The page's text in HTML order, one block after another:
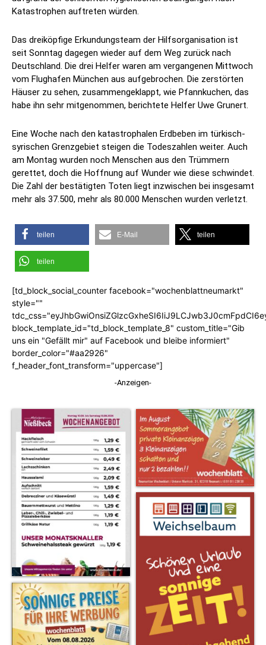
Katastrophen auftreten würden.
Das dreiköpfige Erkundungsteam der Hilfsorganisation ist
seit Sonntag dagegen wieder auf dem Weg zurück nach
Deutschland. Die drei Helfer waren am vergangenen Mittwoch
vom Flughafen München aus aufgebrochen. Die zerstörten
Häuser zu sehen, zusammengeklappt, wie Pfannkuchen, das
habe ihn sehr mitgenommen, berichtete Helfer Uwe Grunert.
Eine Woche nach den katastrophalen Erdbeben im türkisch-
syrischen Grenzgebiet steigen die Todeszahlen weiter. Auch
am Montag wurden noch Menschen aus den Trümmern
gerettet, doch die Hoffnung auf Wunder wie diese schwindet.
Die Zahl der bestätigten Toten liegt inzwischen bei insgesamt
mehr als 37.500, mehr als 80.000 Menschen wurden verletzt.
teilen E-Mail teilen
teilen
[td_block_social_counter facebook="wochenblattneumarkt"
style=""
block_template_id="td_block_template_8" custom_title="Gib
uns ein "Gefällt mir" auf Facebook und bleibe informiert"
border_color="#aa2926"
f_header_font_transform="uppercase"]
-Anzeigen-